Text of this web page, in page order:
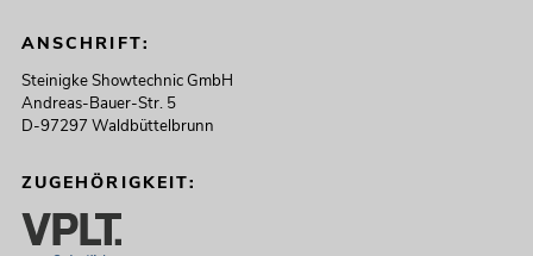
ANSCHRIFT:
Steinigke Showtechnic GmbH
Andreas-Bauer-Str. 5
D-97297 Waldbüttelbrunn
ZUGEHÖRIGKEIT: